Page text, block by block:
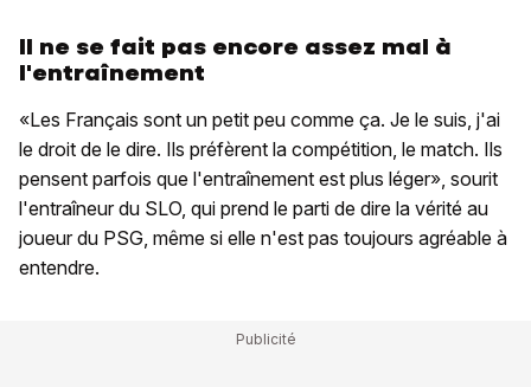
Il ne se fait pas encore assez mal à
l'entraînement
«Les Français sont un petit peu comme ça. Je le suis, j'ai
le droit de le dire. Ils préfèrent la compétition, le match. Ils
pensent parfois que l'entraînement est plus léger», sourit
l'entraîneur du SLO, qui prend le parti de dire la vérité au
joueur du PSG, même si elle n'est pas toujours agréable à
entendre.